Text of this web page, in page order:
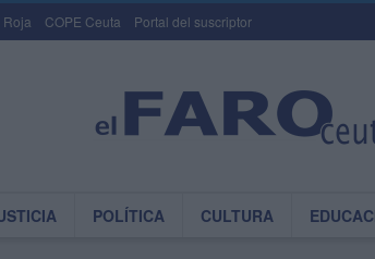
Roja COPE Ceuta Portal del suscriptor
POLÍTICA CULTURA